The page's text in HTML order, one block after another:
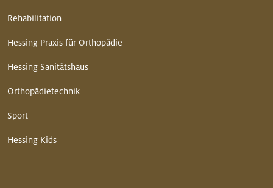
Rehabilitation
Hessing Praxis für Orthopädie
Hessing Sanitätshaus
Orthopädietechnik
Sport
Hessing Kids